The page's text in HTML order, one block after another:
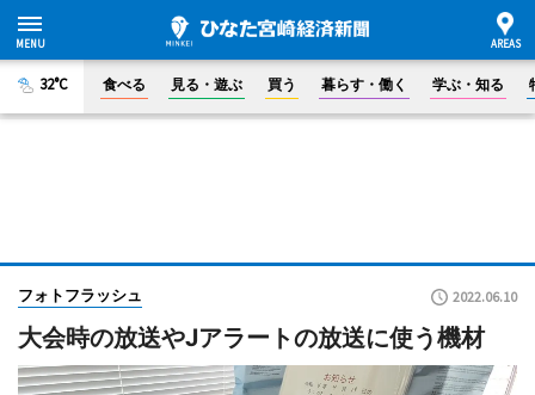
32°C 食べる 見る・遊ぶ 買う 暮らす・働く 学ぶ・知る
フォトフラッシュ 2022.06.10
大会時の放送やJアラートの放送に使う機材